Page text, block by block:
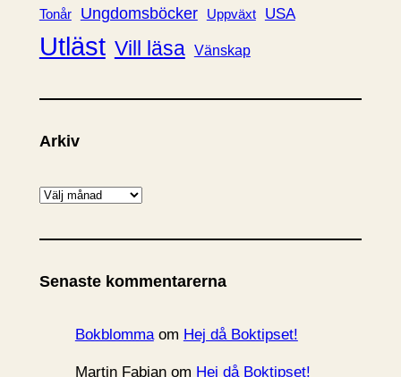
Tonår Ungdomsböcker Uppväxt USA
Utläst Vill läsa Vänskap
Arkiv
A
k
v
Senaste kommentarerna
Bokblommaom Hej då Boktipset!
Martin Fabianom Hej då Boktipset!